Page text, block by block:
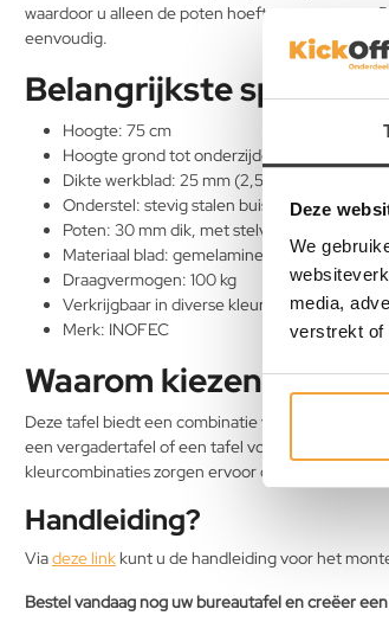
Deze
We
media,
verstrekt of
waardoor u alleen de poten hoeft vast te zetten.
eenvoudig.
Belangrijkste
Hoogte: 75 cm
Hoogte grond tot onderzijde stalen frame: 68
Dikte werkblad: 25 mm (2,5 cm)
Onderstel: stevig stalen buisframe (45 mm /
Poten: 30 mm dik, met stelvoeten voor extra
Materiaal blad: gemelamineerd spaanplaat
Draagvermogen: 100 kg
Verkrijgbaar in diverse kleurcombinaties
Merk: INOFEC
Waarom kiezen voor
Deze tafel biedt een combinatie van stijl,
een vergadertafel of een tafel voor tijdelijke
kleurcombinaties zorgen ervoor dat hij in elke
Handleiding?
Viadeze linkkunt u de handleiding voor het
Bestel vandaag nog uw bureautafel en creëer